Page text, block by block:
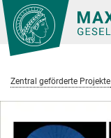
Hauptinhalt
Zentral geförderte Projekte